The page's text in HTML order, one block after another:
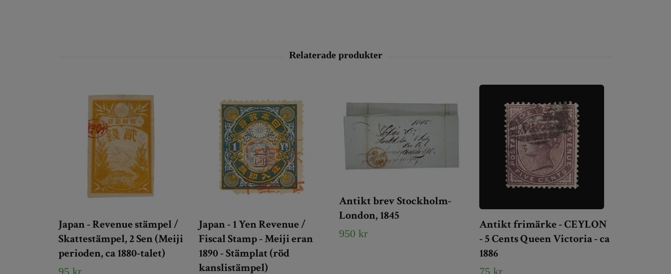
Japan - Revenue stämpel /
Skattestämpel, 2 Sen (Meiji
perioden, ca 1880-talet)
95 kr
Japan - 1 Yen Revenue /
Fiscal Stamp - Meiji eran
1890 - Stämplat (röd
kanslistämpel)
Antikt brev Stockholm-
London, 1845
950 kr
Antikt frimärke - CEYLON
- 5 Cents Queen Victoria - ca
1886
75 kr